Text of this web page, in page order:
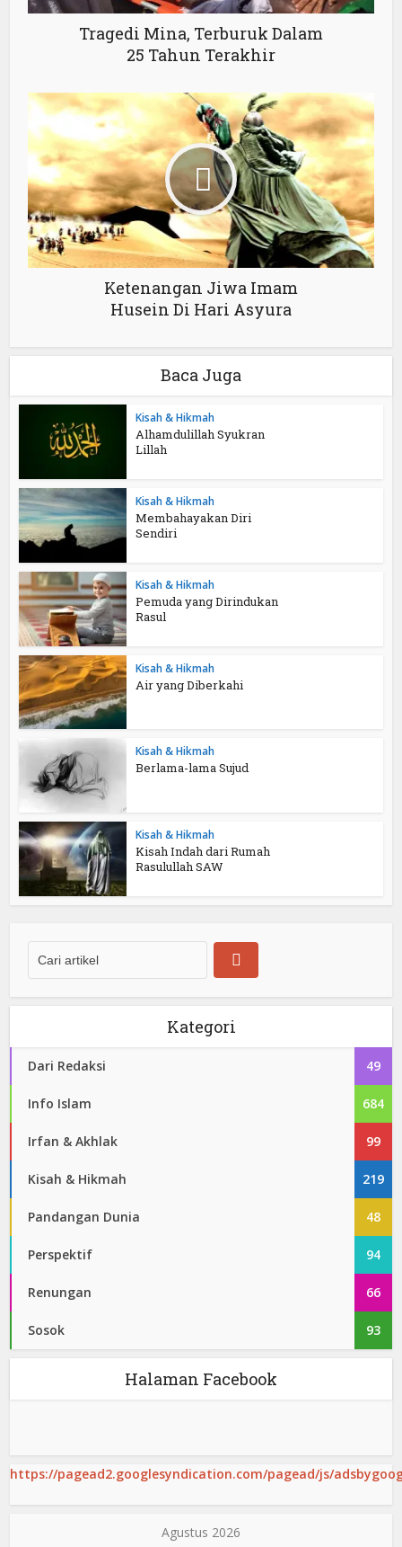
Tragedi Mina, Terburuk Dalam
25 Tahun Terakhir
Ketenangan Jiwa Imam
Husein Di Hari Asyura
Baca Juga
Kisah & Hikmah
Alhamdulillah Syukran
Lillah
Kisah & Hikmah
Membahayakan Diri
Sendiri
Kisah & Hikmah
Pemuda yang Dirindukan
Rasul
Kisah & Hikmah
Air yang Diberkahi
Kisah & Hikmah
Berlama-lama Sujud
Kisah & Hikmah
Kisah Indah dari Rumah
Rasulullah SAW
Kategori
Dari Redaksi 49
Info Islam 684
Irfan & Akhlak 99
Kisah & Hikmah 219
Pandangan Dunia 48
Perspektif 94
Renungan 66
Sosok 93
Halaman Facebook
https://pagead2.googlesyndication.com/pagead/js/
Agustus 2026